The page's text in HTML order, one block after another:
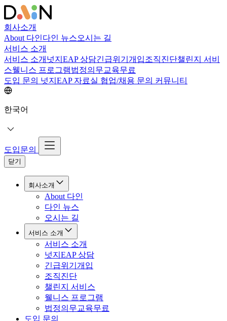
회사소개
About 다인다인 뉴스오시는 길
서비스 소개
서비스 소개 넛지EAP 상담긴급위기개입조직진단챌린지 서비
스웰니스 프로그램법정의무교육무료
도입 문의 넛지EAP 자료실 협업/채용 문의 커뮤니티
한국어
도입문의
닫기
회사소개
About 다인
다인 뉴스
오시는 길
서비스 소개
서비스 소개
넛지EAP 상담
긴급위기개입
조직진단
챌린지 서비스
웰니스 프로그램
법정의무교육무료
도입 문의